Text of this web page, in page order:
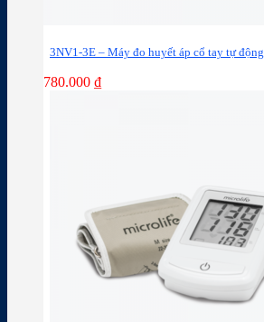
3NV1-3E – Máy đo huyết áp cổ tay tự động
780.000 ₫